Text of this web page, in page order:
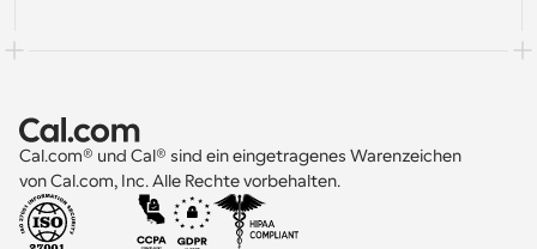
Cal.com® und Cal® sind ein eingetragenes Warenzeichen
von Cal.com, Inc. Alle Rechte vorbehalten.